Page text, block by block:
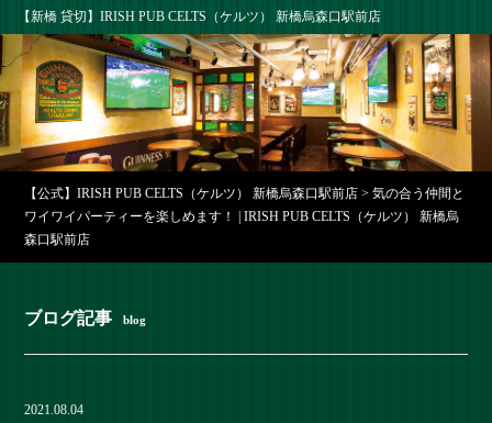
【新橋 貸切】IRISH PUB CELTS（ケルツ） 新橋烏森口駅前店
【公式】IRISH PUB CELTS（ケルツ） 新橋烏森口駅前店 >気の合う仲間と
ワイワイパーティーを楽しめます！ | IRISH PUB CELTS（ケルツ） 新橋烏
森口駅前店
ブログ記事 blog
2021.08.04